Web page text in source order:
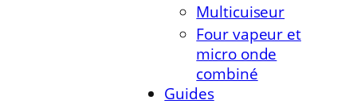
Multicuiseur
Four vapeur et
micro onde
combiné
Guides